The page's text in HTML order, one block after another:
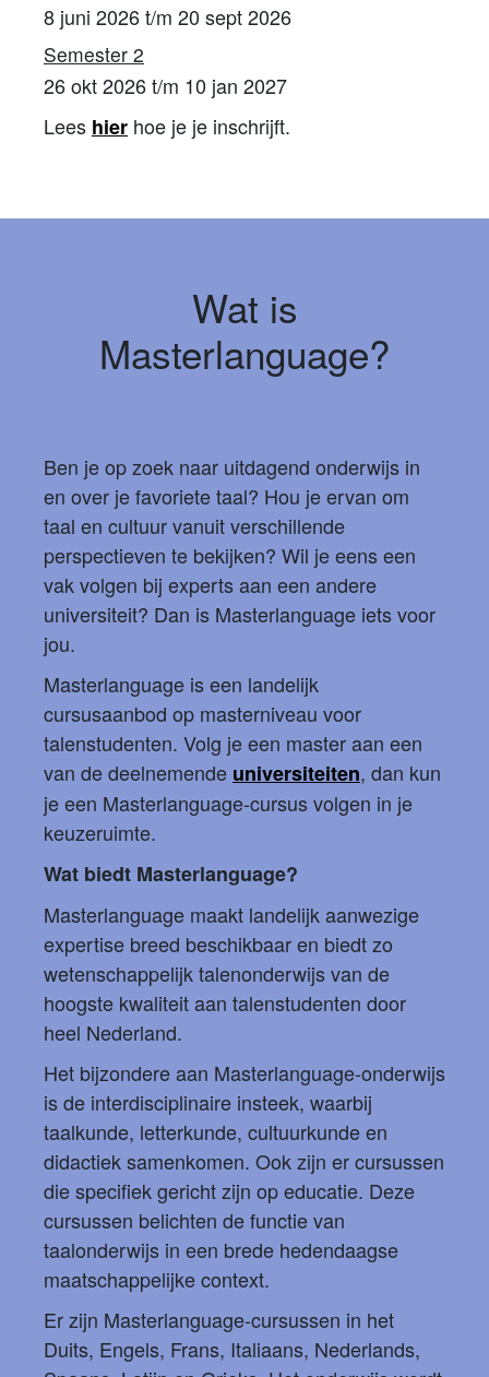
8 juni 2026 t/m 20 sept 2026
Semester 2
26 okt 2026 t/m 10 jan 2027
Lees hier hoe je je inschrijft.
Wat is
Masterlanguage?
Ben je op zoek naar uitdagend onderwijs in
en over je favoriete taal? Hou je ervan om
taal en cultuur vanuit verschillende
perspectieven te bekijken? Wil je eens een
vak volgen bij experts aan een andere
universiteit? Dan is Masterlanguage iets voor
jou.
Masterlanguage is een landelijk
cursusaanbod op masterniveau voor
talenstudenten. Volg je een master aan een
van de deelnemende universiteiten, dan kun
je een Masterlanguage-cursus volgen in je
keuzeruimte.
Wat biedt Masterlanguage?
Masterlanguage maakt landelijk aanwezige
expertise breed beschikbaar en biedt zo
wetenschappelijk talenonderwijs van de
hoogste kwaliteit aan talenstudenten door
heel Nederland.
Het bijzondere aan Masterlanguage-onderwijs
is de interdisciplinaire insteek, waarbij
taalkunde, letterkunde, cultuurkunde en
didactiek samenkomen. Ook zijn er cursussen
die specifiek gericht zijn op educatie. Deze
cursussen belichten de functie van
taalonderwijs in een brede hedendaagse
maatschappelijke context.
Er zijn Masterlanguage-cursussen in het
Duits, Engels, Frans, Italiaans, Nederlands,